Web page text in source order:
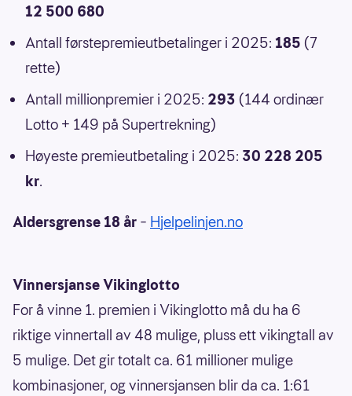
12 500 680
Antall førstepremieutbetalinger i 2025: 185 (7
rette)
Antall millionpremier i 2025: 293 (144 ordinær
Lotto + 149 på Supertrekning)
Høyeste premieutbetaling i 2025: 30 228 205
kr.
Aldersgrense 18 år – Hjelpelinjen.no
Vinnersjanse Vikinglotto
For å vinne 1. premien i Vikinglotto må du ha 6
riktige vinnertall av 48 mulige, pluss ett vikingtall av
5 mulige. Det gir totalt ca. 61 millioner mulige
kombinasjoner, og vinnersjansen blir da ca. 1:61